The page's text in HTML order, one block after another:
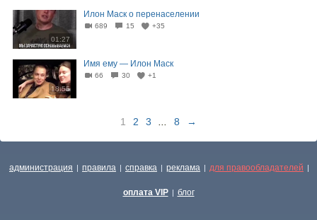
01:27
Илон Маск о перенаселении
689 15 +35
18:55
Имя ему — Илон Маск
66 30 +1
1 2 3 8 →
администрация | правила | справка | реклама | для правообладателей |
оплата VIP | блог